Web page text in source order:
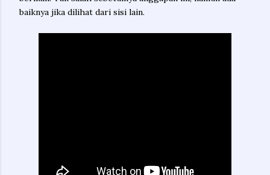
baiknya jika dilihat dari sisi lain.